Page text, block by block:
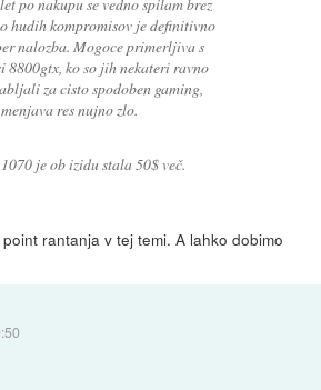
hudih kompromisov je definitivno
nalozba. Mogoce primerljiva s
8800gtx, ko so jih nekateri ravno
za cisto spodoben gaming,
res nujno zlo.
je ob izidu stala 50$ več.
rantanja v tej temi. A lahko dobimo